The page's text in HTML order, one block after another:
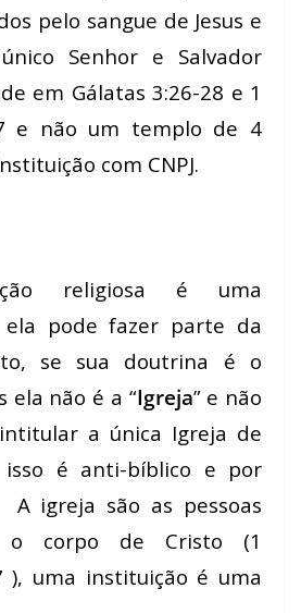
pelo sangue de Jesus e
Senhor e Salvador
em Gálatas 3:26-28 e 1
e não um templo de 4
com CNPJ.
religiosa é uma
pode fazer parte da
se sua doutrina é o
ela não é a “Igreja” e não
a única Igreja de
isso é anti-bíblico e por
igreja são as pessoas
o corpo de Cristo (1
), uma instituição é uma